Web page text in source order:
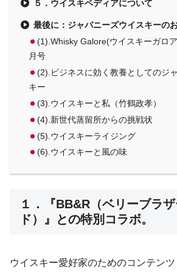
５．ウイスキペディアについて
最後に：ジャパニーズウイスキーの
(1).Whisky Galore(ウイスキーガロ
月号
(2).ビジネスに効く教養としてのジ
キー
(3).ウイスキーと私（竹鶴政孝）
(4).新世代蒸留所からの挑戦状
(5).ウイスキーライジング
(6).ウイスキーと風の味
１．『BB&R（ベリーブラ
ド）』との特別コラボ。
ウイスキー愛好家のためのコンテンツ